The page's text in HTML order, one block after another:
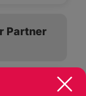
Partner